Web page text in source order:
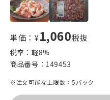
単価：¥1,060税抜
税率：軽8%
商品番号： 149453
※注文可能な上限数：5パック